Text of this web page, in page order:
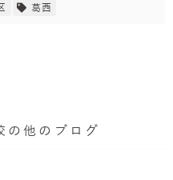
葛西
の他のブログ